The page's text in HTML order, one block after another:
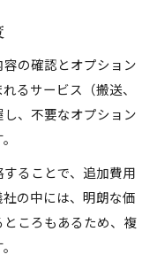
の確認とオプション
るサービス（搬送、
、不要なオプション
ることで、追加費用
の中には、明朗な価
ころもあるため、複